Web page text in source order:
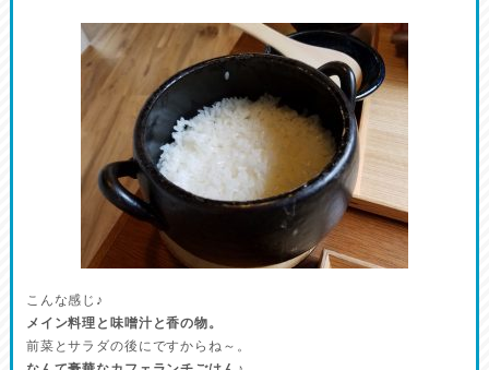
こんな感じ♪
メイン料理と味噌汁と香の物。
前菜とサラダの後にですからね～。